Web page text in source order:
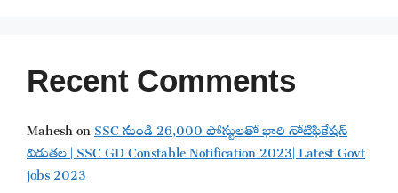
Recent Comments
MaheshonSSC నుండి 26,000 పోస్టులతో భారి నోటిఫికేషన్
విడుతల | SSC GD Constable Notification 2023| Latest Govt
jobs 2023